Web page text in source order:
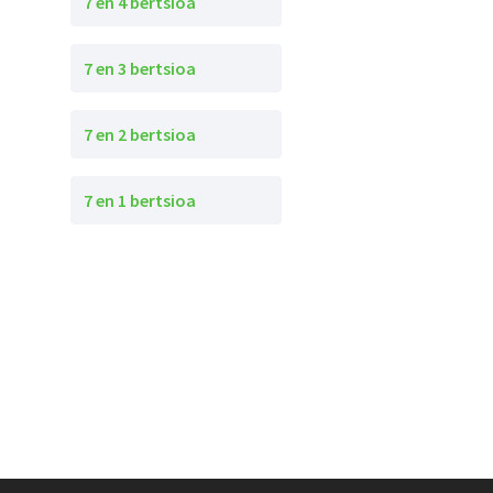
7 en 3 bertsioa
7 en 2 bertsioa
7 en 1 bertsioa